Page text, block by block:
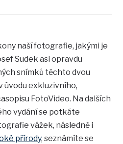
naší fotografie, jakými je
Sudek asi opravdu
snímků těchto dvou
úvodu exkluzivního,
FotoVideo. Na dalších
vydání se potkáte
vážek, následně i
přírody, seznámíte se